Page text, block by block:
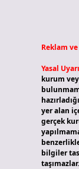
Reklam
Yasal
kurum
yer alan
gerçek
bilgiler
taşımazlar.